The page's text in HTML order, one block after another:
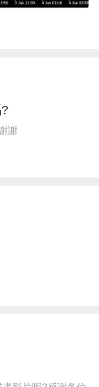
謝